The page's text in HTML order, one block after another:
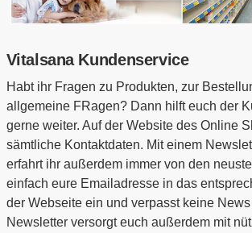
Vitalsana Kundenservice
Habt ihr Fragen zu Produkten, zur
allgemeine FRagen? Dann hilft euch der
gerne weiter. Auf der Website des Online
sämtliche Kontaktdaten. Mit einem
erfahrt ihr außerdem immer von den
einfach eure Emailadresse in das
der Webseite ein und verpasst keine News
Newsletter versorgt euch außerdem mit